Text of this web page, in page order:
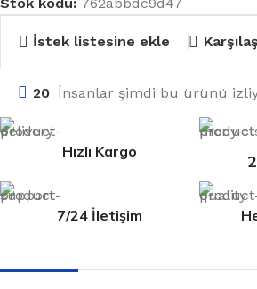
İstek listesine ekle
20 İnsanlar şimdi bu ürünü
Hızlı Kargo
7/24 İletişim